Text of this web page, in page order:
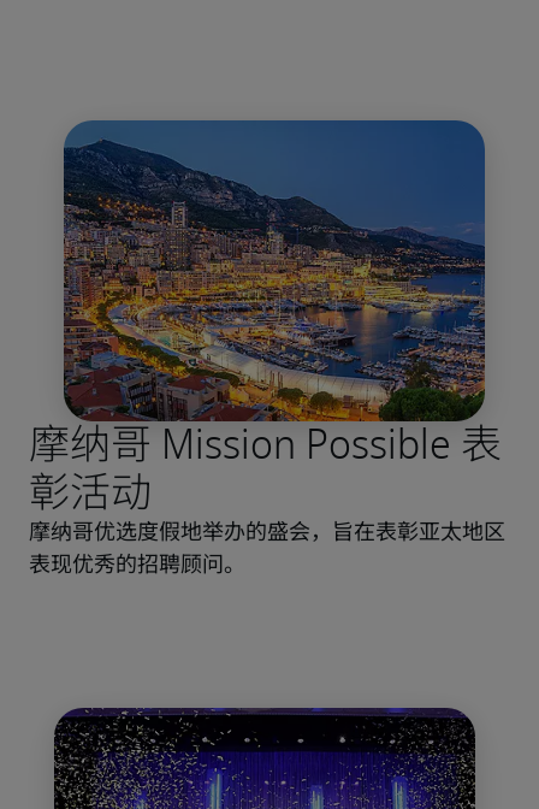
摩纳哥 Mission Possible 表
彰活动
摩纳哥优选度假地举办的盛会，旨在表彰亚太地区
表现优秀的招聘顾问。